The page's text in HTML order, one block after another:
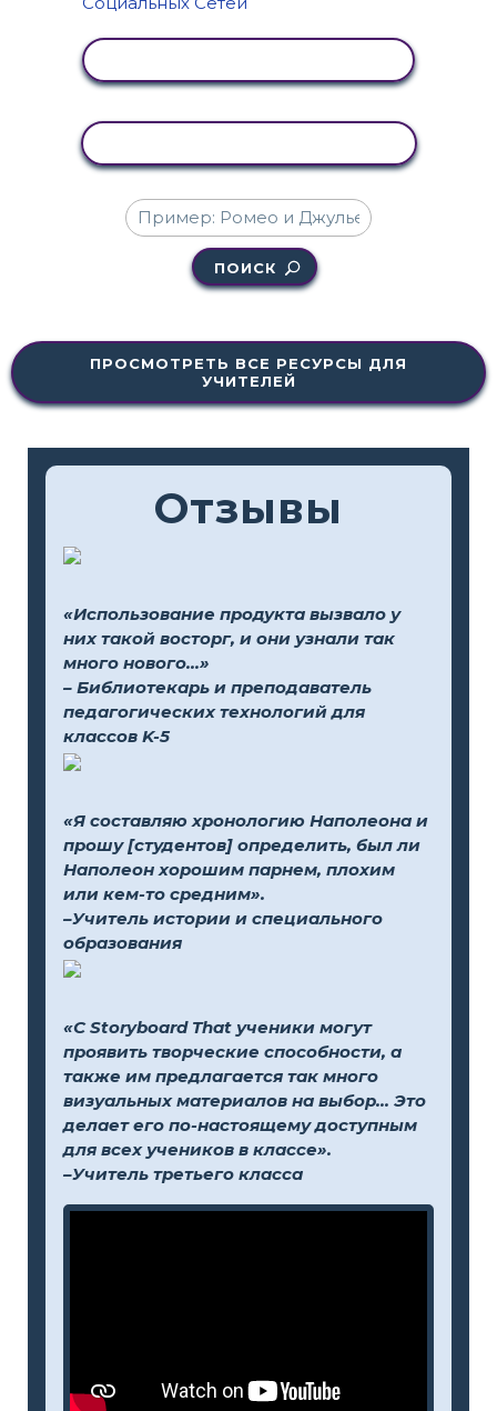
ПОИСК
ПРОСМОТРЕТЬ ВСЕ РЕСУРСЫ ДЛЯ
УЧИТЕЛЕЙ
Отзывы
«Использование продукта вызвало у
них такой восторг, и они узнали так
много нового...»
– Библиотекарь и преподаватель
педагогических технологий для
классов K-5
«Я составляю хронологию Наполеона и
прошу [студентов] определить, был ли
Наполеон хорошим парнем, плохим
или кем-то средним».
–Учитель истории и специального
образования
«С Storyboard That ученики могут
проявить творческие способности, а
также им предлагается так много
визуальных материалов на выбор... Это
делает его по-настоящему доступным
для всех учеников в классе».
–Учитель третьего класса